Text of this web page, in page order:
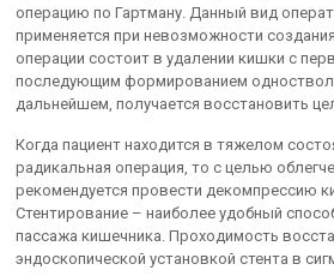
операцию по Гартману. Данный вид
применяется при невозможности
операции состоит в удалении кишки с
последующим формированием
дальнейшем, получается восстановить
Когда пациент находится в тяжелом
радикальная операция, то с целью
рекомендуется провести декомпрессию
Стентирование – наиболее удобный
пассажа кишечника. Проходимость
эндоскопической установкой стента в